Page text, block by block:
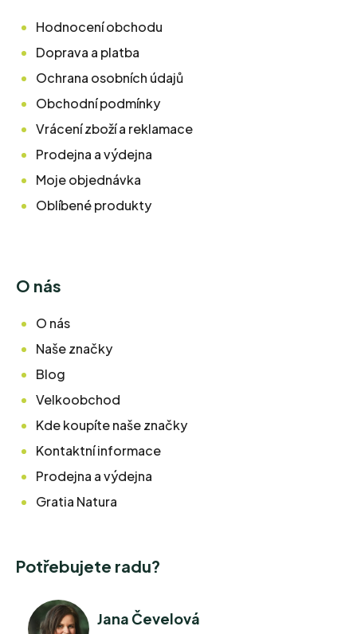
Hodnocení obchodu
Doprava a platba
Ochrana osobních údajů
Obchodní podmínky
Vrácení zboží a reklamace
Prodejna a výdejna
Moje objednávka
Oblíbené produkty
O nás
O nás
Naše značky
Blog
Velkoobchod
Kde koupíte naše značky
Kontaktní informace
Prodejna a výdejna
Gratia Natura
Potřebujete radu?
Jana Čevelová